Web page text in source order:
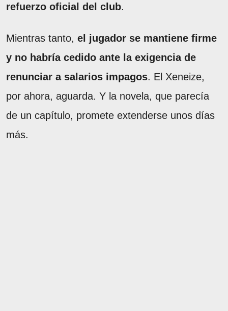
refuerzo oficial del club.
Mientras tanto, el jugador se mantiene firme
y no habría cedido ante la exigencia de
renunciar a salarios impagos. El Xeneize,
por ahora, aguarda. Y la novela, que parecía
de un capítulo, promete extenderse unos días
más.